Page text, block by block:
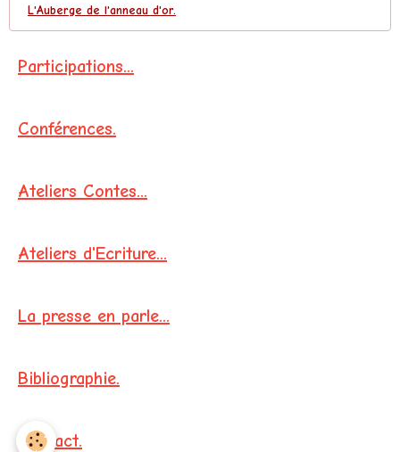
L'Auberge de l'anneau d'or.
Participations...
Conférences.
Ateliers Contes...
Ateliers d'Ecriture...
La presse en parle...
Bibliographie.
Contact.